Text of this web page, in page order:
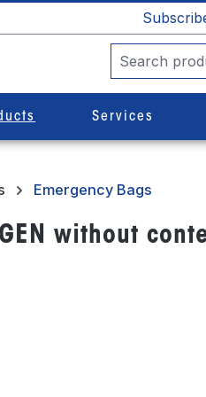
Services
Emergency Bags
without